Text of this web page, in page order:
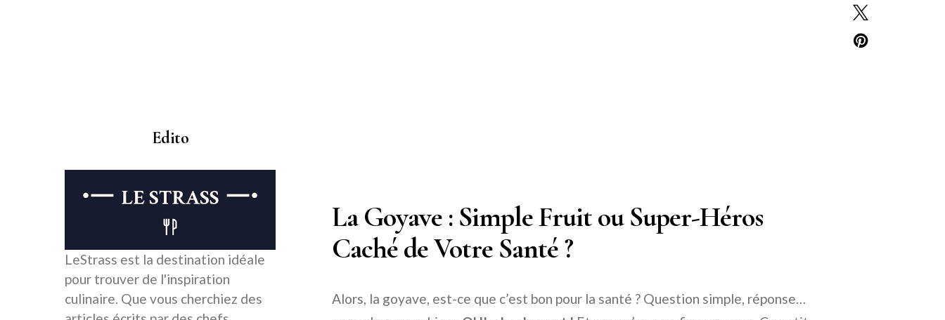
La Goyave : Simple Fruit ou Super-Héros
Caché de Votre Santé ?
Alors, la goyave, est-ce que c’est bon pour la santé ? Question simple, réponse…
Edito
LeStrass est la destination idéale
pour trouver de l'inspiration
culinaire. Que vous cherchiez des